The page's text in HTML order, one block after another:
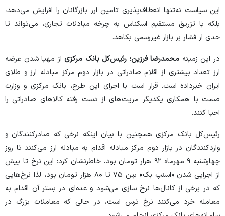
این سیاست نه‌تنها انعطاف‌پذیری تامین ارز بازرگانان را افزایش می‌دهد،
بلکه با تزریق مستقیم اسکناس به چرخه مبادلات تجاری، می‌تواند تا
حدی از فشار بر بازار غیررسمی بکاهد.
در این زمینه محمدرضا فرزین؛ رئیس‌کل بانک مرکزیاز مهیا شدن عرضه
ارز تعداد بیشتری از اقلام صادراتی در بازار دوم مرکز مبادله ارز و طلای
ایران خبرداده است. قرار است با اجرای این طرح، بانک مرکزی و وزارت
صمت با همکاری یکدیگر مزیت‌های از دست رفته کالا‌های صادراتی را
احیا کنند.
رئیس‌کل بانک مرکزی همچنین با بیان اینکه نرخی که صادرکنندگان و
واردکنندگان در بازار دوم مرکز مبادله اقدام به مبادله ارز می‌کنند تا روز
چهارشنبه ۹ مهرماه ۹۲ هزار تومان بود، خاطرنشان کرد: این نرخ تا پیش
از اجرایی شدن «اسنپ بک» بین ۷۵ تا ۸۰ هزار تومان بود، لذا نرخ‌هایی
که در برخی از کانال‌ها نرخ سازی می‌شود و عده‌ای در بستر آن اقدام به
معامله خرد می‌کنند نرخ ترس است، در حالی که معاملات بزرگ در